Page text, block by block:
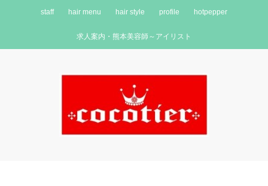
staff hair menu hair style profile hotpepper
求人案内・熊本美容師～アイリスト